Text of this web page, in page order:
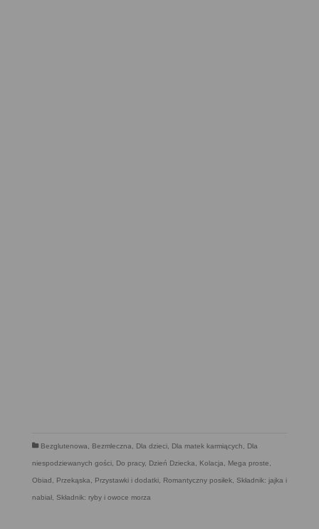
Bezglutenowa, Bezmleczna, Dla dzieci, Dla matek karmiących, Dla
niespodziewanych gości, Do pracy, Dzień Dziecka, Kolacja, Mega proste,
Obiad , Przekąska, Przystawki i dodatki, Romantyczny posiłek, Składnik: jajka i
nabiał, Składnik: ryby i owoce morza